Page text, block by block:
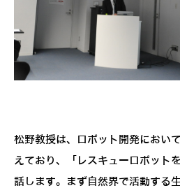
松野教授は、ロボット開発におい
えており、「レスキューロボット
話します。まず自然界で活動する